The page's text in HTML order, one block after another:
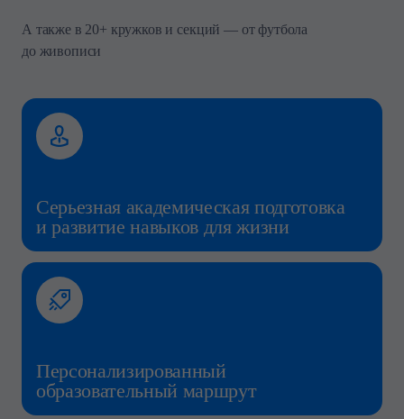
А также в 20+ кружков и секций — от футбола
до живописи
Серьезная академическая подготовка
и развитие навыков для жизни
Персонализированный
образовательный маршрут